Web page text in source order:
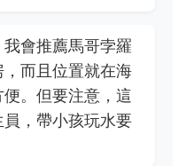
會推薦馬哥孛羅
而且位置就在海
。但要注意，這
，帶小孩玩水要